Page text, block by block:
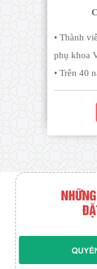
• Thành
phụ khoa
• Trên 40